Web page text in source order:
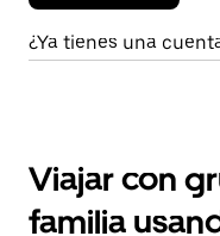
¿Ya tienes una
Viajar con
familia